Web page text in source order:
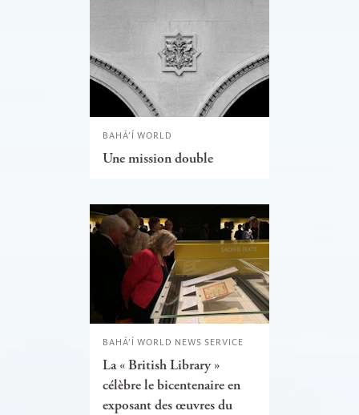
BAHÁ’Í WORLD
Une mission double
BAHÁ’Í WORLD NEWS SERVICE
La « British Library »
célèbre le bicentenaire en
exposant des œuvres du